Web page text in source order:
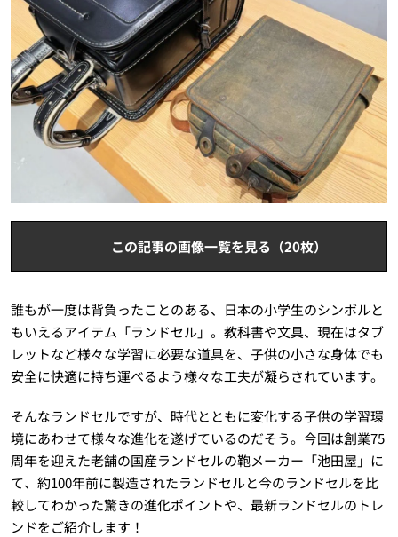
この記事の画像一覧を見る（20枚）
誰もが一度は背負ったことのある、日本の小学生のシンボルと
もいえるアイテム「ランドセル」。教科書や文具、現在はタブ
レットなど様々な学習に必要な道具を、子供の小さな身体でも
安全に快適に持ち運べるよう様々な工夫が凝らされています。
そんなランドセルですが、時代とともに変化する子供の学習環
境にあわせて様々な進化を遂げているのだそう。今回は創業75
周年を迎えた老舗の国産ランドセルの鞄メーカー「池田屋」に
て、約100年前に製造されたランドセルと今のランドセルを比
較してわかった驚きの進化ポイントや、最新ランドセルのトレ
ンドをご紹介します！